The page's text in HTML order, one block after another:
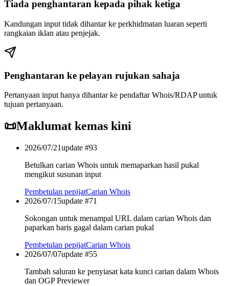
Tiada penghantaran kepada pihak ketiga
Kandungan input tidak dihantar ke perkhidmatan luaran seperti
rangkaian iklan atau penjejak.
Penghantaran ke pelayan rujukan sahaja
Pertanyaan input hanya dihantar ke pendaftar Whois/RDAP untuk
tujuan pertanyaan.
📜Maklumat kemas kini
2026/07/21update #93
Betulkan carian Whois untuk memaparkan hasil pukal
mengikut susunan input
Pembetulan pepijatCarian Whois
2026/07/15update #71
Sokongan untuk menampal URL dalam carian Whois dan
paparkan baris gagal dalam carian pukal
Pembetulan pepijatCarian Whois
2026/07/07update #55
Tambah saluran ke penyiasat kata kunci carian dalam Whois
dan OGP Previewer